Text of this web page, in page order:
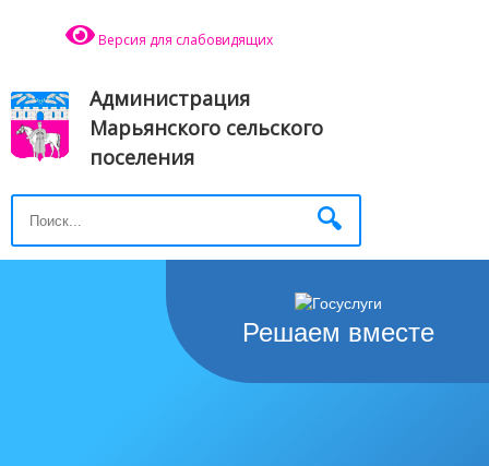
Версия для слабовидящих
Администрация
Марьянского сельского
поселения
Решаем вместе